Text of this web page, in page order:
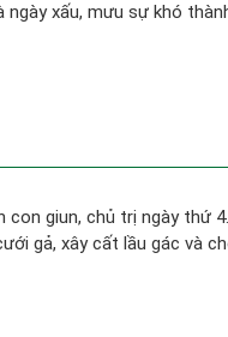
xấu, mưu sự khó
con giun, chủ trị ngày thứ 4.
gả, xây cất lầu gác và